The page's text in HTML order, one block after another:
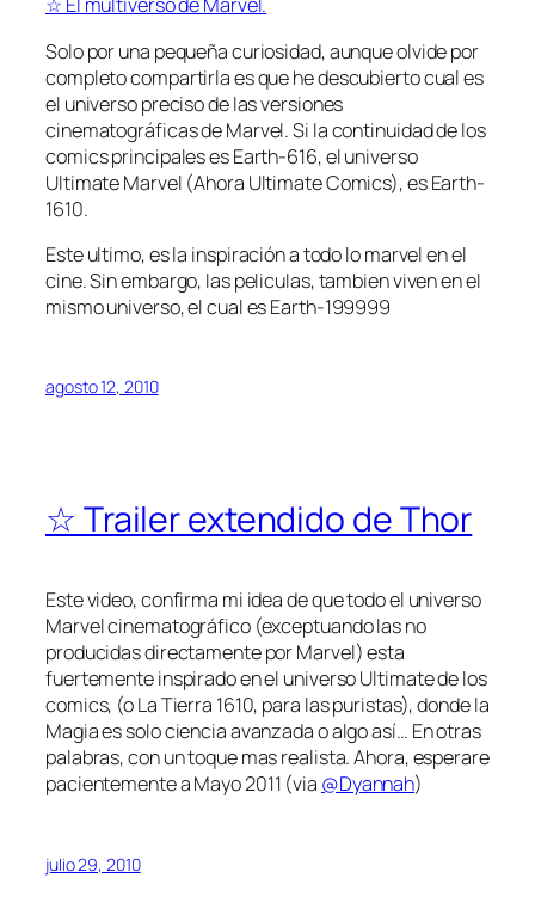
Solo por una pequeña curiosidad, aunque olvide por
completo compartirla es que he descubierto cual es
el universo preciso de las versiones
cinematográficas de Marvel. Si la continuidad de los
comics principales es Earth-616, el universo
Ultimate Marvel (Ahora Ultimate Comics), es Earth-
1610.
Este ultimo, es la inspiración a todo lo marvel en el
cine. Sin embargo, las peliculas, tambien viven en el
mismo universo, el cual es Earth-199999
agosto 12, 2010
☆ Trailer extendido de Thor
Este video, confirma mi idea de que todo el universo
Marvel cinematográfico (exceptuando las no
producidas directamente por Marvel) esta
fuertemente inspirado en el universo Ultimate de los
comics, (o La Tierra 1610, para las puristas), donde la
Magia es solo ciencia avanzada o algo así… En otras
palabras, con un toque mas realista. Ahora, esperare
pacientemente a Mayo 2011 (via @Dyannah)
julio 29, 2010